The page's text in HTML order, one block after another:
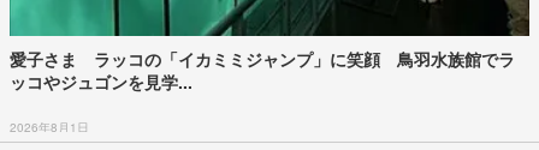
愛子さま ラッコの「イカミミジャンプ」に笑顔 鳥羽水族館でラ
ッコやジュゴンを見学...
2026年8月1日